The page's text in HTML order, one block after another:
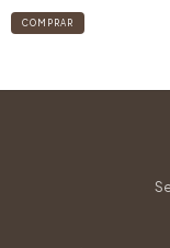
COMPRAR